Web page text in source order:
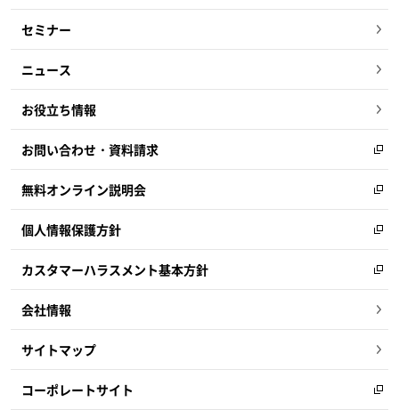
セミナー
ニュース
お役立ち情報
お問い合わせ・資料請求
無料オンライン説明会
個人情報保護方針
カスタマーハラスメント基本方針
会社情報
サイトマップ
コーポレートサイト